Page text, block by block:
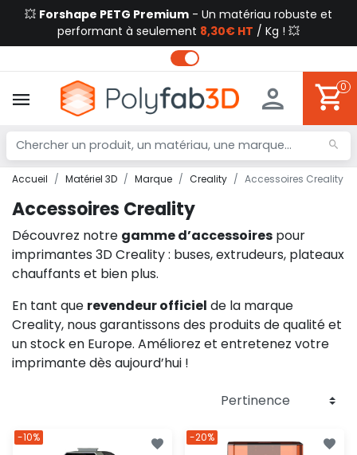
💥 Forshape PETG Premium - Un matériau robuste et
performant à seulement 8,30€ HT / Kg ! 💥
0
Accueil Matériel 3D Marque Creality Accessoires Creality
Accessoires Creality
Découvrez notre gamme d’accessoires pour
imprimantes 3D Creality : buses, extrudeurs, plateaux
chauffants et bien plus.
En tant que revendeur officiel de la marque
Creality, nous garantissons des produits de qualité et
un stock en Europe. Améliorez et entretenez votre
imprimante dès aujourd’hui !
-10% -20%